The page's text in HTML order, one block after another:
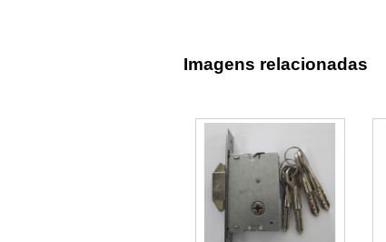
Imagens relacionadas